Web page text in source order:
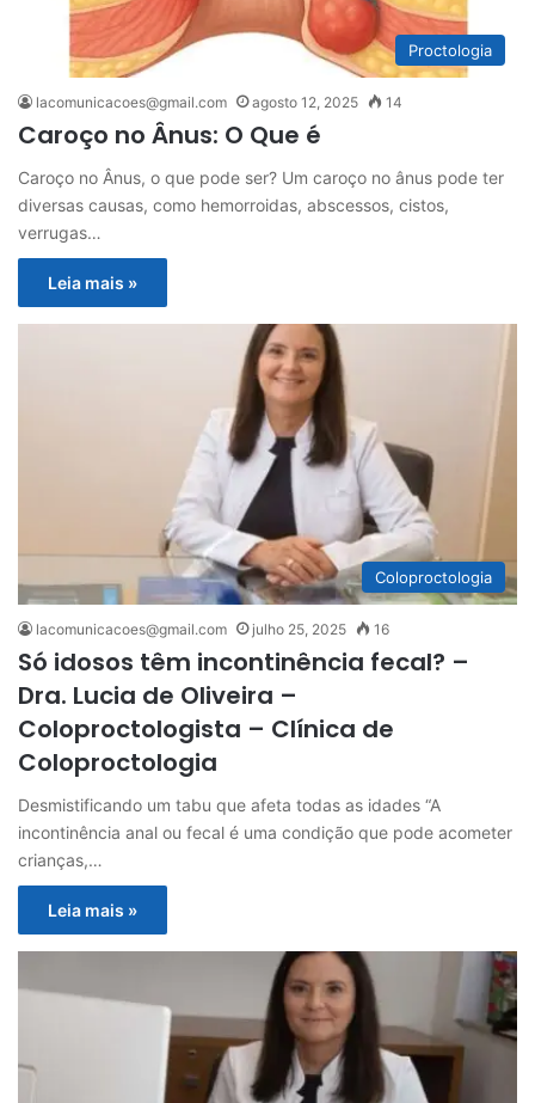
Proctologia
lacomunicacoes@gmail.com agosto 12, 2025 14
Caroço no Ânus: O Que é
Caroço no Ânus, o que pode ser? Um caroço no ânus pode ter
diversas causas, como hemorroidas, abscessos, cistos,
verrugas…
Leia mais »
Coloproctologia
lacomunicacoes@gmail.com julho 25, 2025 16
Só idosos têm incontinência fecal? –
Dra. Lucia de Oliveira –
Coloproctologista – Clínica de
Coloproctologia
Desmistificando um tabu que afeta todas as idades “A
incontinência anal ou fecal é uma condição que pode acometer
crianças,…
Leia mais »